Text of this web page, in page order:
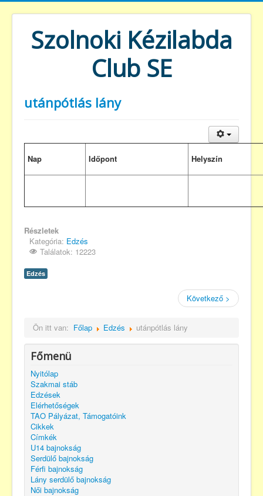
Szolnoki Kézilabda
Club SE
utánpótlás lány
Nap Időpont Helyszín
Részletek
Kategória: Edzés
Találatok: 12223
Edzés
Következő >
Ön itt van: Főlap Edzés utánpótlás lány
Főmenü
Nyitólap
Szakmai stáb
Edzések
Elérhetőségek
TAO Pályázat, Támogatóink
Cikkek
Címkék
U14 bajnokság
Serdülő bajnokság
Férfi bajnokság
Lány serdülő bajnokság
Női bajnokság